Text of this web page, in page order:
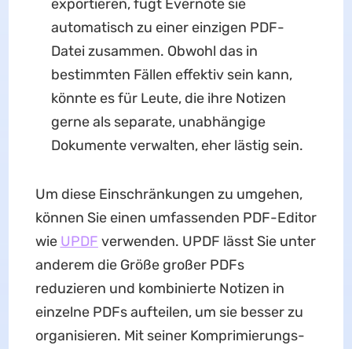
exportieren, fügt Evernote sie
automatisch zu einer einzigen PDF-
Datei zusammen. Obwohl das in
bestimmten Fällen effektiv sein kann,
könnte es für Leute, die ihre Notizen
gerne als separate, unabhängige
Dokumente verwalten, eher lästig sein.
Um diese Einschränkungen zu umgehen,
können Sie einen umfassenden PDF-Editor
wie UPDF verwenden. UPDF lässt Sie unter
anderem die Größe großer PDFs
reduzieren und kombinierte Notizen in
einzelne PDFs aufteilen, um sie besser zu
organisieren. Mit seiner Komprimierungs-